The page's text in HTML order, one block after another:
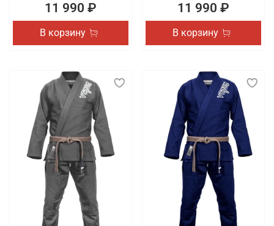
11 990 ₽
В корзину
11 990 ₽
В корзину